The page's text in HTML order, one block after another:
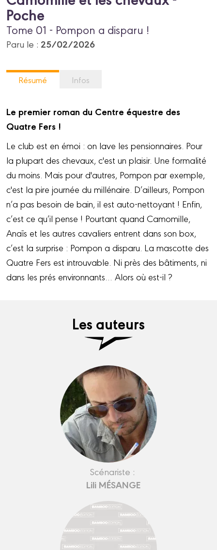
Poche
Tome 01 - Pompon a disparu !
Paru le : 25/02/2026
Résumé Infos
Le premier roman du Centre équestre des
Quatre Fers !
Le club est en émoi : on lave les pensionnaires. Pour
la plupart des chevaux, c'est un plaisir. Une formalité
du moins. Mais pour d'autres, Pompon par exemple,
c'est la pire journée du millénaire. D’ailleurs, Pompon
n’a pas besoin de bain, il est auto-nettoyant ! Enfin,
c’est ce qu’il pense ! Pourtant quand Camomille,
Anaïs et les autres cavaliers entrent dans son box,
c’est la surprise : Pompon a disparu. La mascotte des
Quatre Fers est introuvable. Ni près des bâtiments, ni
dans les prés environnants… Alors où est-il ?
Les auteurs
Scénariste :
Lili MÉSANGE